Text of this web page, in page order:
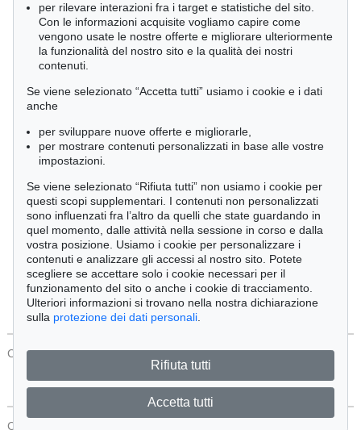
Letteratura classica
Economia e diritto
Meraviglie della natura
Cimelia
Ordine:
Tutti gli oggetti
Solo offerte attuali
Solo oggetti venduti
Cerca
CONTATTI Protezione Dei Dati
CONTATTI
per rilevare interazioni fra i target e statistiche del sito.
Con le informazioni acquisite vogliamo capire come
vengono usate le nostre offerte e migliorare ulteriormente
la funzionalità del nostro sito e la qualità dei nostri
contenuti.
Se viene selezionato “Accetta tutti” usiamo i cookie e i dati
anche
per sviluppare nuove offerte e migliorarle,
per mostrare contenuti personalizzati in base alle vostre
impostazioni.
Se viene selezionato “Rifiuta tutti” non usiamo i cookie per
questi scopi supplementari. I contenuti non personalizzati
sono influenzati fra l’altro da quelli che state guardando in
quel momento, dalle attività nella sessione in corso e dalla
vostra posizione. Usiamo i cookie per personalizzare i
contenuti e analizzare gli accessi al nostro sito. Potete
scegliere se accettare solo i cookie necessari per il
funzionamento del sito o anche i cookie di tracciamento.
Ulteriori informazioni si trovano nella nostra dichiarazione
sulla protezione dei dati personali
Rifiuta tutti
Accetta tutti